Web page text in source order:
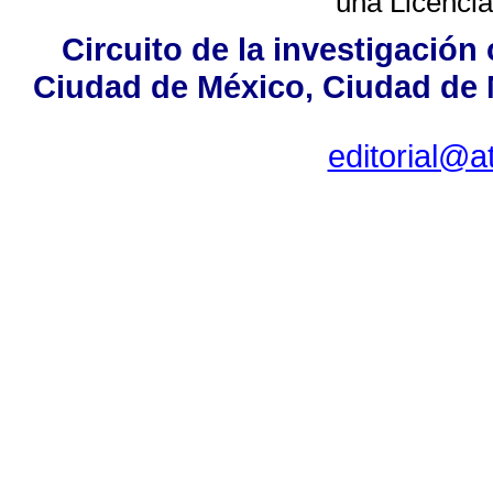
Circuito de la investigación
Ciudad de México, Ciudad de